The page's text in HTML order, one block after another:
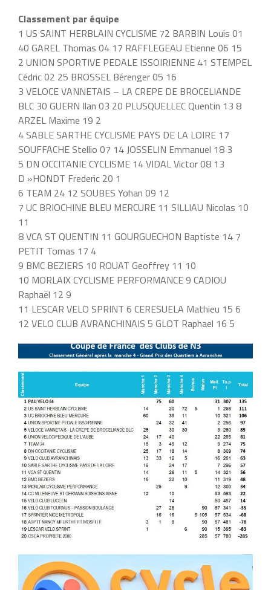
Classement par équipe
1 US SAINT HERBLAIN CYCLISME 72 BARBIN Louis 01
40 GAREL Thomas 04 17 RAFFLEGEAU Etienne 06 15
2 UNION SPORTIVE PEDALE ISSOIRIENNE 41 STEMPEL
Cédric 02 25 BROSSEL Bérenger 05 16
3 VELOCE VANNETAIS – LA CREPE DE BROCELIANDE
BLC 30 GUERN Ilan 03 20 PLUSQUELLEC Quentin 13 8
ARZEL Maxime 19 2
4 SABLE SARTHE CYCLISME PAYS DE LA LOIRE 17
SOUFFACHE Stellio 07 14 JOSSELIN Emmanuel 18 3
5 DN OCCITANIE CYCLISME 14 VIDAL Victor 08 13
D »HONDT Frederic 20 1
6 TEAM 24 12 SOUBES Yohan 09 12
7 UC BRIOCHINE BLEU MERCURE 11 SILLIAU Nicolas 10
11
8 VCA ST QUENTIN 11 GOURGUECHON Baptiste 14 7
PETIT Tomas 17 4
9 BMC BEZIERS 10 ROUAT Geoffrey 11 10
10 MORLAIX CYCLISME PERFORMANCE 9 CADIOU
Raphaël 12 9
11 LESCAR VELO SPRINT 6 CERESUELA Mathieu 15 6
12 VELO CLUB AVRANCHINAIS 5 GLOT Raphael 16 5